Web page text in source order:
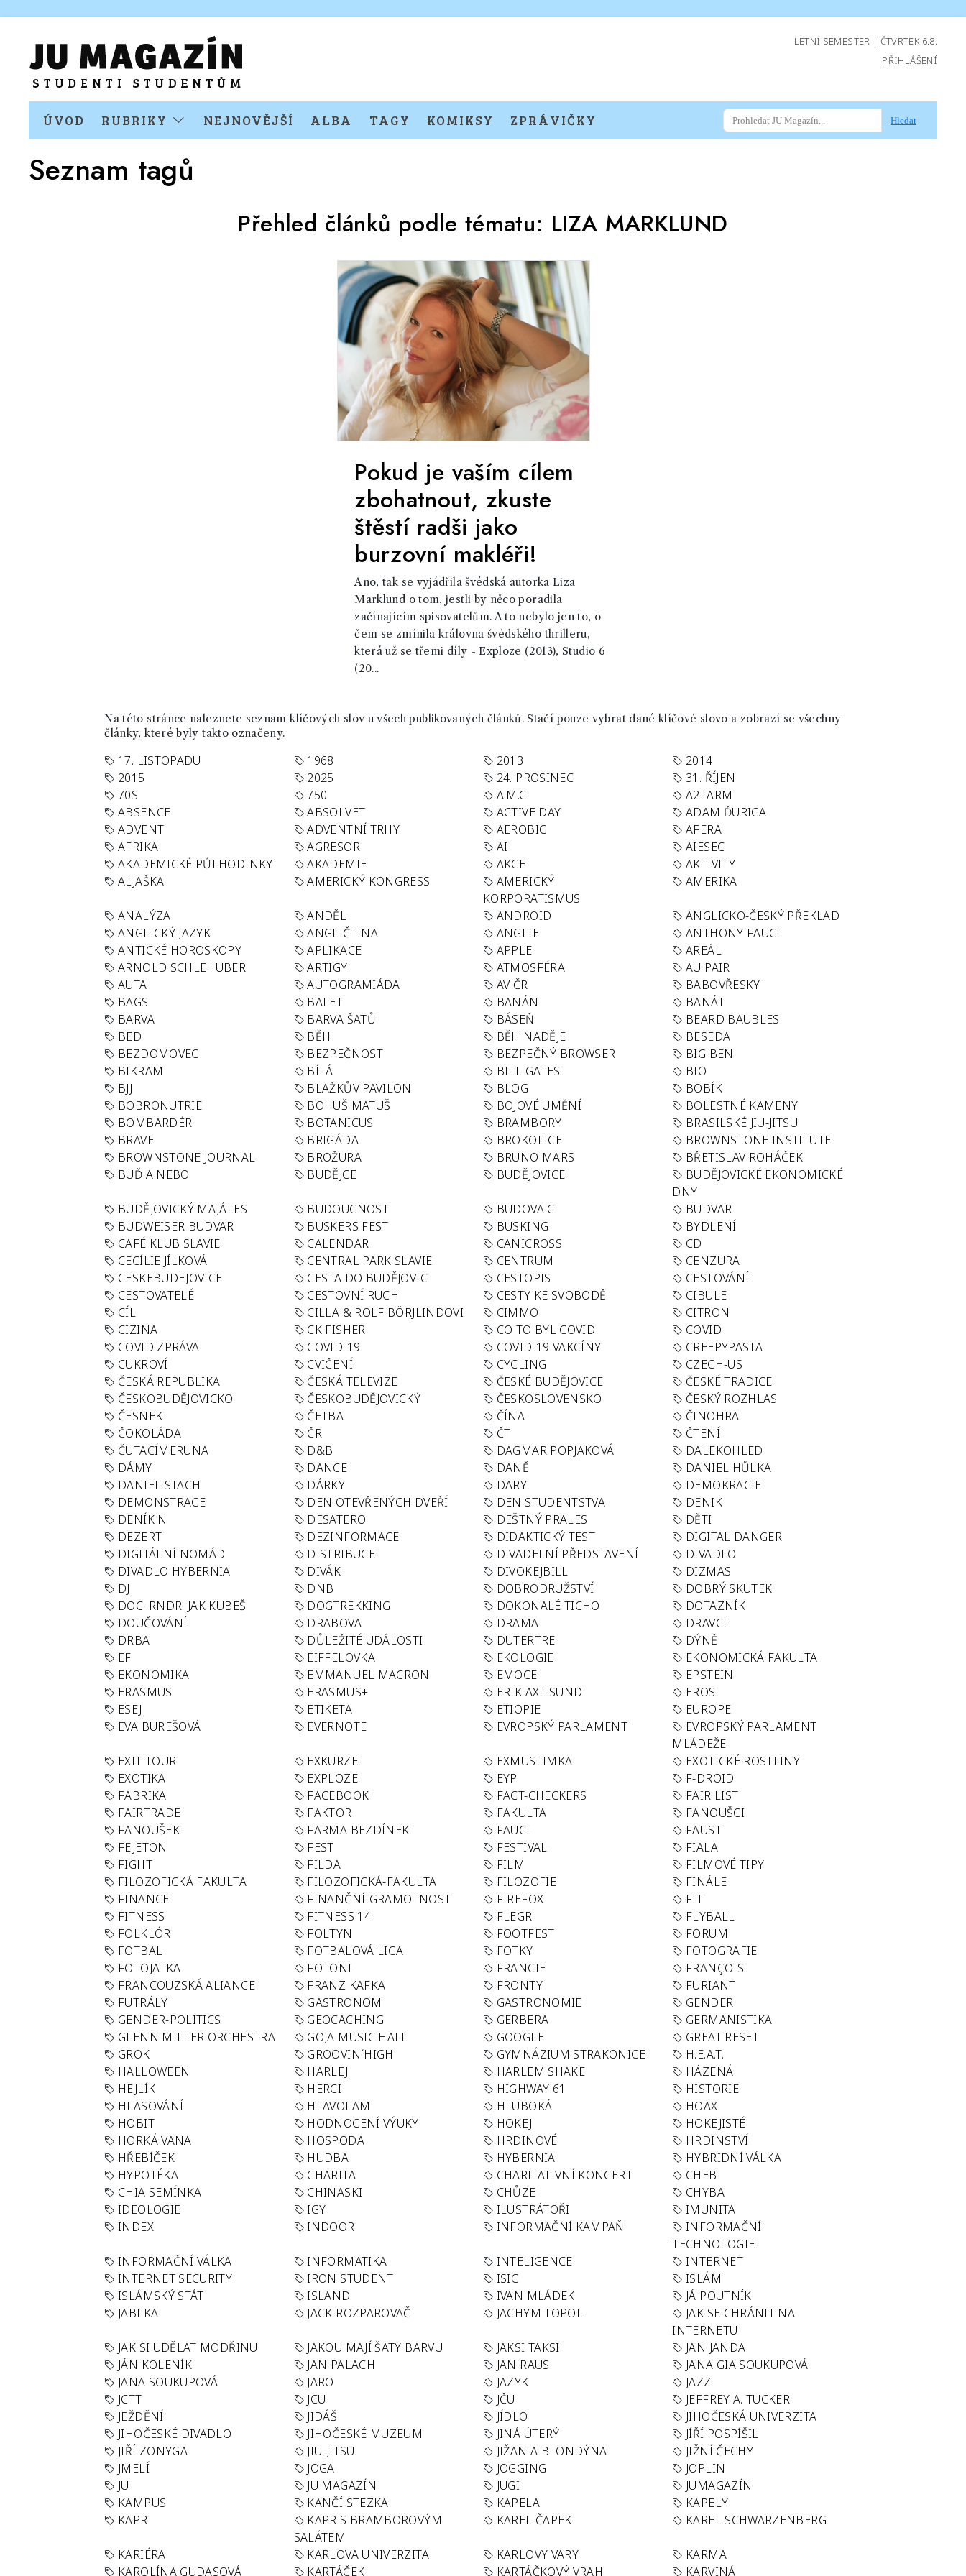
LETNÍ SEMESTER | ČTVRTEK 6.8.
PŘIHLÁŠENÍ
ÚVOD RUBRIKY NEJNOVĚJŠÍ ALBA TAGY KOMIKSY ZPRÁVIČKY Hledat
Seznam tagů
Přehled článků podle tématu: LIZA MARKLUND
Pokud je vaším cílem
zbohatnout, zkuste
štěstí radši jako
burzovní makléři!
Ano, tak se vyjádřila švédská autorka Liza
Marklund o tom, jestli by něco poradila
začínajícím spisovatelům. A to nebylo jen to, o
čem se zmínila královna švédského thrilleru,
která už se třemi díly - Exploze (2013), Studio 6
(20...
Na této stránce naleznete seznam klíčových slov u všech publikovaných článků. Stačí pouze vybrat dané klíčové slovo a zobrazí se všechny
články, které byly takto označeny.
17. LISTOPADU 1968 2013
2014
2015
2025 24. PROSINEC
31. ŘÍJEN
70S
750 A.M.C.
A2LARM
ABSENCE
ABSOLVET ACTIVE DAY
ADAM ĎURICA
ADVENT
ADVENTNÍ TRHY AEROBIC
AFERA
AFRIKA
AGRESOR AI
AIESEC
AKADEMICKÉ PŮLHODINKY
AKADEMIE AKCE
AKTIVITY
ALJAŠKA
AMERICKÝ KONGRESS
AMERICKÝ
KORPORATISMUS
AMERIKA
ANALÝZA ANDĚL ANDROID
ANGLICKO-ČESKÝ PŘEKLAD
ANGLICKÝ JAZYK
ANGLIČTINA ANGLIE
ANTHONY FAUCI
ANTICKÉ HOROSKOPY
APLIKACE APPLE
AREÁL
ARNOLD SCHLEHUBER
ARTIGY ATMOSFÉRA
AU PAIR
AUTA
AUTOGRAMIÁDA AV ČR
BABOVŘESKY
BAGS
BALET BANÁN
BANÁT
BARVA
BARVA ŠATŮ BÁSEŇ
BEARD BAUBLES
BED
BĚH BĚH NADĚJE
BESEDA
BEZDOMOVEC
BEZPEČNOST BEZPEČNÝ BROWSER
BIG BEN
BIKRAM
BÍLÁ BILL GATES
BIO
BJJ
BLAŽKŮV PAVILON BLOG
BOBÍK
BOBRONUTRIE
BOHUŠ MATUŠ BOJOVÉ UMĚNÍ
BOLESTNÉ KAMENY
BOMBARDÉR
BOTANICUS BRAMBORY
BRASILSKÉ JIU-JITSU
BRAVE
BRIGÁDA BROKOLICE
BROWNSTONE INSTITUTE
BROWNSTONE JOURNAL
BROŽURA BRUNO MARS
BŘETISLAV ROHÁČEK
BUĎ A NEBO
BUDĚJCE BUDĚJOVICE
BUDĚJOVICKÉ EKONOMICKÉ
DNY
BUDĚJOVICKÝ MAJÁLES
BUDOUCNOST BUDOVA C
BUDVAR
BUDWEISER BUDVAR
BUSKERS FEST BUSKING
BYDLENÍ
CAFÉ KLUB SLAVIE
CALENDAR CANICROSS
CD
CECÍLIE JÍLKOVÁ
CENTRAL PARK SLAVIE CENTRUM
CENZURA
CESKEBUDEJOVICE
CESTA DO BUDĚJOVIC CESTOPIS
CESTOVÁNÍ
CESTOVATELÉ
CESTOVNÍ RUCH CESTY KE SVOBODĚ
CIBULE
CÍL
CILLA & ROLF BÖRJLINDOVI CIMMO
CITRON
CIZINA
CK FISHER CO TO BYL COVID
COVID
COVID ZPRÁVA
COVID-19 COVID-19 VAKCÍNY
CREEPYPASTA
CUKROVÍ
CVIČENÍ CYCLING
CZECH-US
ČESKÁ REPUBLIKA
ČESKÁ TELEVIZE ČESKÉ BUDĚJOVICE
ČESKÉ TRADICE
ČESKOBUDĚJOVICKO
ČESKOBUDĚJOVICKÝ ČESKOSLOVENSKO
ČESKÝ ROZHLAS
ČESNEK
ČETBA ČÍNA
ČINOHRA
ČOKOLÁDA
ČR ČT
ČTENÍ
ČUTACÍMERUNA
D&B DAGMAR POPJAKOVÁ
DALEKOHLED
DÁMY
DANCE DANĚ
DANIEL HŮLKA
DANIEL STACH
DÁRKY DARY
DEMOKRACIE
DEMONSTRACE
DEN OTEVŘENÝCH DVEŘÍ DEN STUDENTSTVA
DENIK
DENÍK N
DESATERO DEŠTNÝ PRALES
DĚTI
DEZERT
DEZINFORMACE DIDAKTICKÝ TEST
DIGITAL DANGER
DIGITÁLNÍ NOMÁD
DISTRIBUCE DIVADELNÍ PŘEDSTAVENÍ
DIVADLO
DIVADLO HYBERNIA
DIVÁK DIVOKEJBILL
DIZMAS
DJ
DNB DOBRODRUŽSTVÍ
DOBRÝ SKUTEK
DOC. RNDR. JAK KUBEŠ
DOGTREKKING DOKONALÉ TICHO
DOTAZNÍK
DOUČOVÁNÍ
DRABOVA DRAMA
DRAVCI
DRBA
DŮLEŽITÉ UDÁLOSTI DUTERTRE
DÝNĚ
EF
EIFFELOVKA EKOLOGIE
EKONOMICKÁ FAKULTA
EKONOMIKA
EMMANUEL MACRON EMOCE
EPSTEIN
ERASMUS
ERASMUS+ ERIK AXL SUND
EROS
ESEJ
ETIKETA ETIOPIE
EUROPE
EVA BUREŠOVÁ
EVERNOTE EVROPSKÝ PARLAMENT
EVROPSKÝ PARLAMENT
MLÁDEŽE
EXIT TOUR
EXKURZE EXMUSLIMKA
EXOTICKÉ ROSTLINY
EXOTIKA
EXPLOZE EYP
F-DROID
FABRIKA
FACEBOOK FACT-CHECKERS
FAIR LIST
FAIRTRADE
FAKTOR FAKULTA
FANOUŠCI
FANOUŠEK
FARMA BEZDÍNEK FAUCI
FAUST
FEJETON
FEST FESTIVAL
FIALA
FIGHT
FILDA FILM
FILMOVÉ TIPY
FILOZOFICKÁ FAKULTA
FILOZOFICKÁ-FAKULTA FILOZOFIE
FINÁLE
FINANCE
FINANČNÍ-GRAMOTNOST FIREFOX
FIT
FITNESS
FITNESS 14 FLEGR
FLYBALL
FOLKLÓR
FOLTYN FOOTFEST
FORUM
FOTBAL
FOTBALOVÁ LIGA FOTKY
FOTOGRAFIE
FOTOJATKA
FOTONI FRANCIE
FRANÇOIS
FRANCOUZSKÁ ALIANCE
FRANZ KAFKA FRONTY
FURIANT
FUTRÁLY
GASTRONOM GASTRONOMIE
GENDER
GENDER-POLITICS
GEOCACHING GERBERA
GERMANISTIKA
GLENN MILLER ORCHESTRA
GOJA MUSIC HALL GOOGLE
GREAT RESET
GROK
GROOVIN´HIGH GYMNÁZIUM STRAKONICE
H.E.A.T.
HALLOWEEN
HARLEJ HARLEM SHAKE
HÁZENÁ
HEJLÍK
HERCI HIGHWAY 61
HISTORIE
HLASOVÁNÍ
HLAVOLAM HLUBOKÁ
HOAX
HOBIT
HODNOCENÍ VÝUKY HOKEJ
HOKEJISTÉ
HORKÁ VANA
HOSPODA HRDINOVÉ
HRDINSTVÍ
HŘEBÍČEK
HUDBA HYBERNIA
HYBRIDNÍ VÁLKA
HYPOTÉKA
CHARITA CHARITATIVNÍ KONCERT
CHEB
CHIA SEMÍNKA
CHINASKI CHŮZE
CHYBA
IDEOLOGIE
IGY ILUSTRÁTOŘI
IMUNITA
INDEX
INDOOR INFORMAČNÍ KAMPAŇ
INFORMAČNÍ
TECHNOLOGIE
INFORMAČNÍ VÁLKA
INFORMATIKA INTELIGENCE
INTERNET
INTERNET SECURITY
IRON STUDENT ISIC
ISLÁM
ISLÁMSKÝ STÁT
ISLAND IVAN MLÁDEK
JÁ POUTNÍK
JABLKA
JACK ROZPAROVAČ JACHYM TOPOL
JAK SE CHRÁNIT NA
INTERNETU
JAK SI UDĚLAT MODŘINU
JAKOU MAJÍ ŠATY BARVU JAKSI TAKSI
JAN JANDA
JÁN KOLENÍK
JAN PALACH JAN RAUS
JANA GIA SOUKUPOVÁ
JANA SOUKUPOVÁ
JARO JAZYK
JAZZ
JCTT
JCU JČU
JEFFREY A. TUCKER
JEŽDĚNÍ
JIDÁŠ JÍDLO
JIHOČESKÁ UNIVERZITA
JIHOČESKÉ DIVADLO
JIHOČESKÉ MUZEUM JINÁ ÚTERÝ
JÍŘÍ POSPÍŠIL
JIŘÍ ZONYGA
JIU-JITSU JIŽAN A BLONDÝNA
JIŽNÍ ČECHY
JMELÍ
JOGA JOGGING
JOPLIN
JU
JU MAGAZÍN JUGI
JUMAGAZÍN
KAMPUS
KANČÍ STEZKA KAPELA
KAPELY
KAPR
KAPR S BRAMBOROVÝM
SALÁTEM
KAREL ČAPEK KAREL SCHWARZENBERG
KARIÉRA KARLOVA UNIVERZITA KARLOVY VARY
KARMA
KAROLÍNA GUDASOVÁ
KARTÁČEK KARTÁČKOVÝ VRAH KARVINÁ